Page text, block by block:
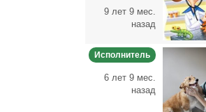
9 лет 9 мес.
назад
Исполнитель
6 лет 9 мес.
назад